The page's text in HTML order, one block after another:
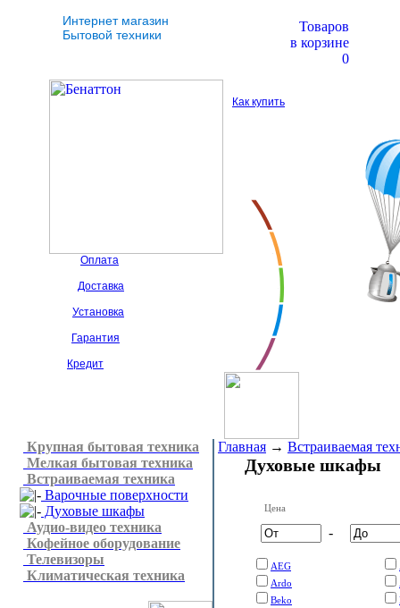
Интернет магазин
Бытовой техники
Товаров
в корзине
0
Как купить
Оплата
Доставка
Установка
Гарантия
Кредит
Крупная бытовая техника
Мелкая бытовая техника
Встраиваемая техника
Варочные поверхности
Духовые шкафы
Аудио-видео техника
Кофейное оборудование
Телевизоры
Климатическая техника
Главная → Встраиваемая
Духовые шкафы
Цена
-
AEG
Ardo
Beko